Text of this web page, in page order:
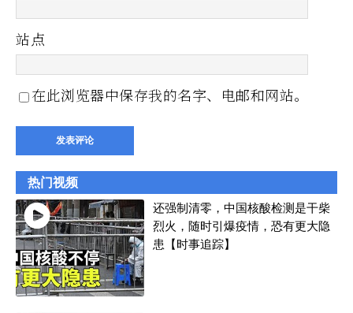
站点
在此浏览器中保存我的名字、电邮和网站。
热门视频
还强制清零，中国核酸检测是干柴
烈火，随时引爆疫情，恐有更大隐
患【时事追踪】